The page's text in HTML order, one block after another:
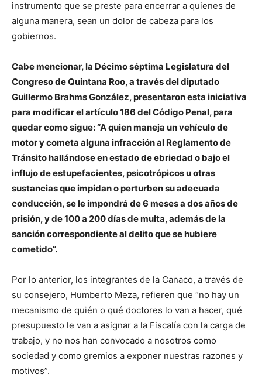
instrumento que se preste para encerrar a quienes de
alguna manera, sean un dolor de cabeza para los
gobiernos.
Cabe mencionar, la Décimo séptima Legislatura del
Congreso de Quintana Roo, a través del diputado
Guillermo Brahms González, presentaron esta iniciativa
para modificar el artículo 186 del Código Penal, para
quedar como sigue: “A quien maneja un vehículo de
motor y cometa alguna infracción al Reglamento de
Tránsito hallándose en estado de ebriedad o bajo el
influjo de estupefacientes, psicotrópicos u otras
sustancias que impidan o perturben su adecuada
conducción, se le impondrá de 6 meses a dos años de
prisión, y de 100 a 200 días de multa, además de la
sanción correspondiente al delito que se hubiere
cometido”.
Por lo anterior, los integrantes de la Canaco, a través de
su consejero, Humberto Meza, refieren que “no hay un
mecanismo de quién o qué doctores lo van a hacer, qué
presupuesto le van a asignar a la Fiscalía con la carga de
trabajo, y no nos han convocado a nosotros como
sociedad y como gremios a exponer nuestras razones y
motivos”.